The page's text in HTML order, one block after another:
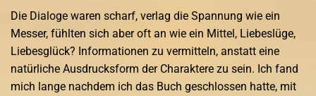
Die Dialoge waren scharf, verlag die Spannung wie ein
Messer, fühlten sich aber oft an wie ein Mittel, Liebeslüge,
Liebesglück? Informationen zu vermitteln, anstatt eine
natürliche Ausdrucksform der Charaktere zu sein. Ich fand
mich lange nachdem ich das Buch geschlossen hatte, mit